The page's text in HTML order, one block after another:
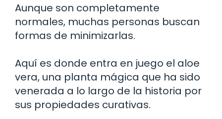
Aunque son completamente
normales, muchas personas buscan
formas de minimizarlas.
Aquí es donde entra en juego el aloe
vera, una planta mágica que ha sido
venerada a lo largo de la historia por
sus propiedades curativas.